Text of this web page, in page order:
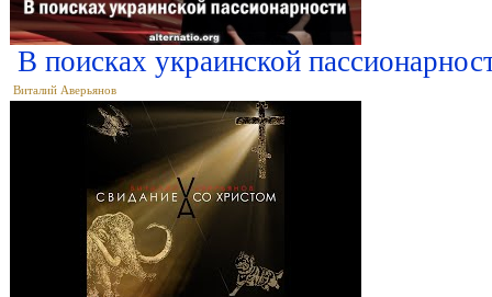
В поисках украинской
Виталий Аверьянов